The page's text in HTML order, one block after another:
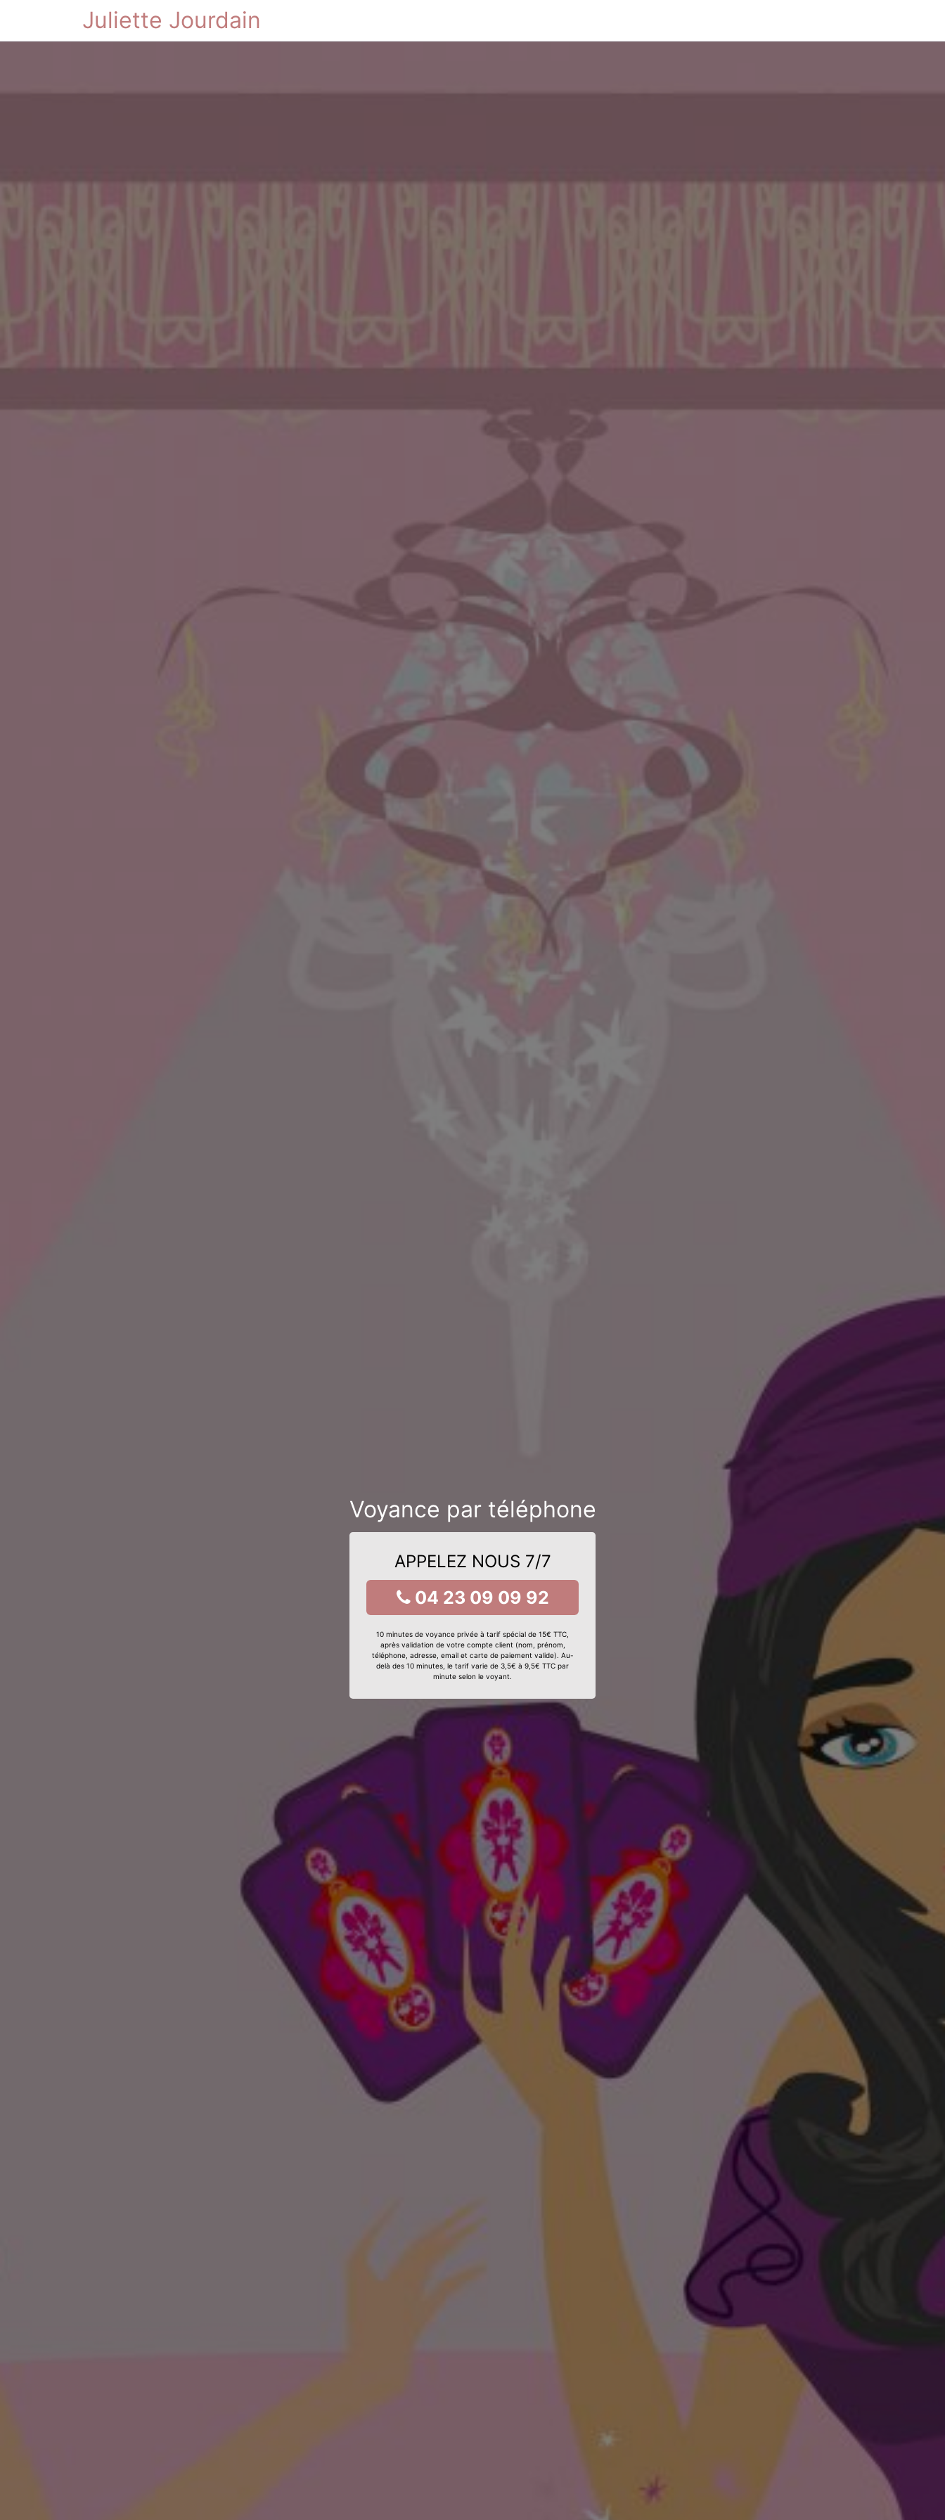
Juliette Jourdain
Voyance par téléphone
APPELEZ NOUS 7/7
04 23 09 09 92
10 minutes de voyance privée à tarif spécial de 15€ TTC,
après validation de votre compte client (nom, prénom,
téléphone, adresse, email et carte de paiement valide). Au-
delà des 10 minutes, le tarif varie de 3,5€ à 9,5€ TTC par
minute selon le voyant.